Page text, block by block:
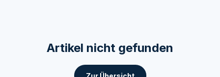
Artikel nicht gefunden